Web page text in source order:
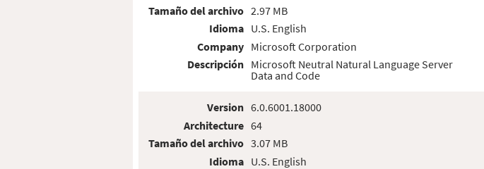
Tamaño del archivo
Idioma
Company
Descripción
2.97 MB
U.S. English
Microsoft Corporation
Microsoft Neutral Natural Language Server
Data and Code
Version
Architecture
Tamaño del archivo
Idioma
6.0.6001.18000
64
3.07 MB
U.S. English